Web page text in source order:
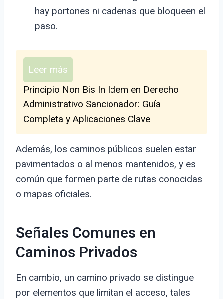
hay portones ni cadenas que bloqueen el
paso.
Leer más
Principio Non Bis In Idem en Derecho
Administrativo Sancionador: Guía
Completa y Aplicaciones Clave
Además, los caminos públicos suelen estar
pavimentados o al menos mantenidos, y es
común que formen parte de rutas conocidas
o mapas oficiales.
Señales Comunes en
Caminos Privados
En cambio, un camino privado se distingue
por elementos que limitan el acceso, tales